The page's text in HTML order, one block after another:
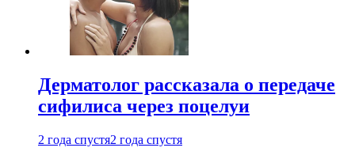
Дерматолог рассказала о передаче
сифилиса через поцелуи
2 года спустя2 года спустя